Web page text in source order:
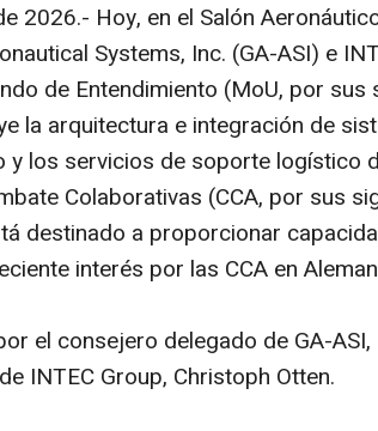
2026.- Hoy, en el Salón
Systems, Inc. (GA-ASI) e
de Entendimiento (MoU, por sus
la arquitectura e integración de
y los servicios de soporte logístico
Colaborativas (CCA, por sus
destinado a proporcionar
interés por las CCA en
el consejero delegado de GA-ASI,
INTEC Group, Christoph Otten.